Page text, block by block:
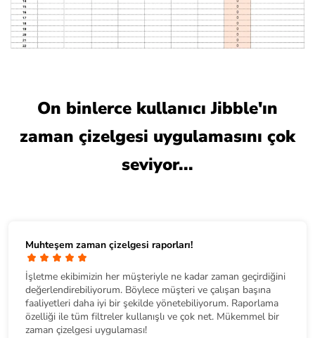
On binlerce kullanıcı Jibble'ın
zaman çizelgesi uygulamasını çok
seviyor...
Muhteşem zaman çizelgesi raporları!
İşletme ekibimizin her müşteriyle ne kadar zaman geçirdiğini
değerlendirebiliyorum. Böylece müşteri ve çalışan başına
faaliyetleri daha iyi bir şekilde yönetebiliyorum. Raporlama
özelliği ile tüm filtreler kullanışlı ve çok net. Mükemmel bir
zaman çizelgesi uygulaması!